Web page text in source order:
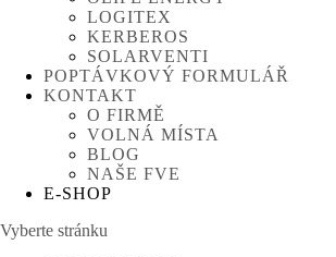
LOGITEX
KERBEROS
SOLARVENTI
POPTÁVKOVÝ FORMULÁŘ
KONTAKT
O FIRMĚ
VOLNÁ MÍSTA
BLOG
NAŠE FVE
E-SHOP
Vyberte stránku